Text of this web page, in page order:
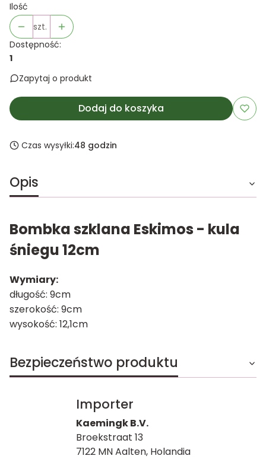
Ilość
szt.
Dostępność:
1
Zapytaj o produkt
Dodaj do koszyka
Czas wysyłki:48 godzin
Opis
Bombka szklana Eskimos - kula
śniegu 12cm
Wymiary:
długość: 9cm
szerokość: 9cm
wysokość: 12,1cm
Bezpieczeństwo produktu
Importer
Kaemingk B.V.
Broekstraat 13
7122 MN Aalten, Holandia